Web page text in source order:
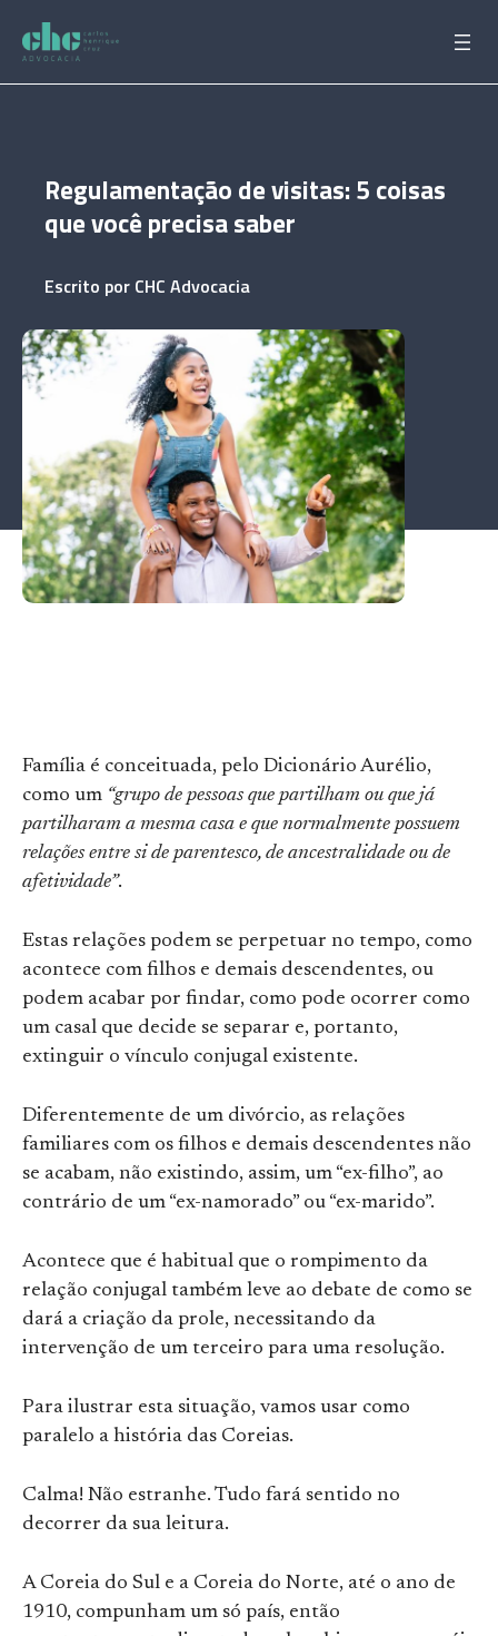
para
conteúdo
Regulamentação de visitas: 5 coisas
que você precisa saber
Escrito por CHC Advocacia
Família é conceituada, pelo Dicionário Aurélio,
como um “grupo de pessoas que partilham ou que já
partilharam a mesma casa e que normalmente possuem
relações entre si de parentesco, de ancestralidade ou de
afetividade”.
Estas relações podem se perpetuar no tempo, como
acontece com filhos e demais descendentes, ou
podem acabar por findar, como pode ocorrer como
um casal que decide se separar e, portanto,
extinguir o vínculo conjugal existente.
Diferentemente de um divórcio, as relações
familiares com os filhos e demais descendentes não
se acabam, não existindo, assim, um “ex-filho”, ao
contrário de um “ex-namorado” ou “ex-marido”.
Acontece que é habitual que o rompimento da
relação conjugal também leve ao debate de como se
dará a criação da prole, necessitando da
intervenção de um terceiro para uma resolução.
Para ilustrar esta situação, vamos usar como
paralelo a história das Coreias.
Calma! Não estranhe. Tudo fará sentido no
decorrer da sua leitura.
A Coreia do Sul e a Coreia do Norte, até o ano de
1910, compunham um só país, então